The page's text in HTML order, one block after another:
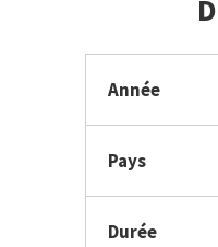
Année
Pays
Durée